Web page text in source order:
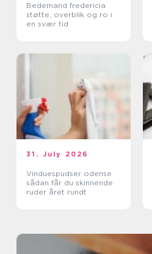
Bedemand fredericia
støtte, overblik og ro i
en svær tid
31. July 2026
Vinduespudser odense
sådan får du skinnende
ruder året rundt